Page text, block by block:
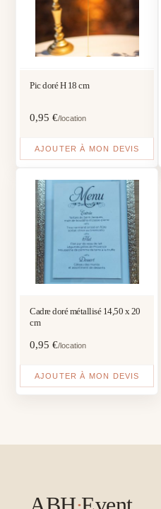
Pic doré H 18 cm
0,95€/location
AJOUTER À MON DEVIS
Cadre doré métallisé 14,50 x 20
cm
0,95€/location
AJOUTER À MON DEVIS